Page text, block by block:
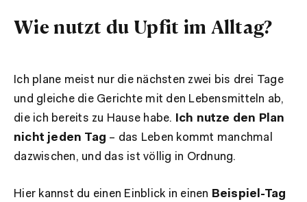
Wie nutzt du Upfit im Alltag?
Ich plane meist nur die nächsten zwei bis drei Tage
und gleiche die Gerichte mit den Lebensmitteln ab,
die ich bereits zu Hause habe.
Ich nutze den Plan
nicht jeden Tag – das Leben kommt manchmal
dazwischen, und das ist völlig in Ordnung.
Hier kannst du einen Einblick in einen Beispiel-Tag